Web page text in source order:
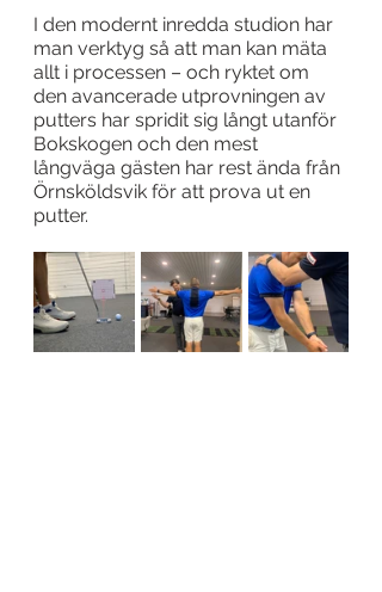
I den modernt inredda studion har
man verktyg så att man kan mäta
allt i processen – och ryktet om
den avancerade utprovningen av
putters har spridit sig långt utanför
Bokskogen och den mest
långväga gästen har rest ända från
Örnsköldsvik för att prova ut en
putter.